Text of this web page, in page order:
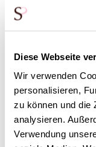
Diese Webseite
Wir verwenden
personalisieren,
zu können und die
analysieren.
Verwendung
Rosen und füge
erhältst du 5
*Dieses Produkt
werden.